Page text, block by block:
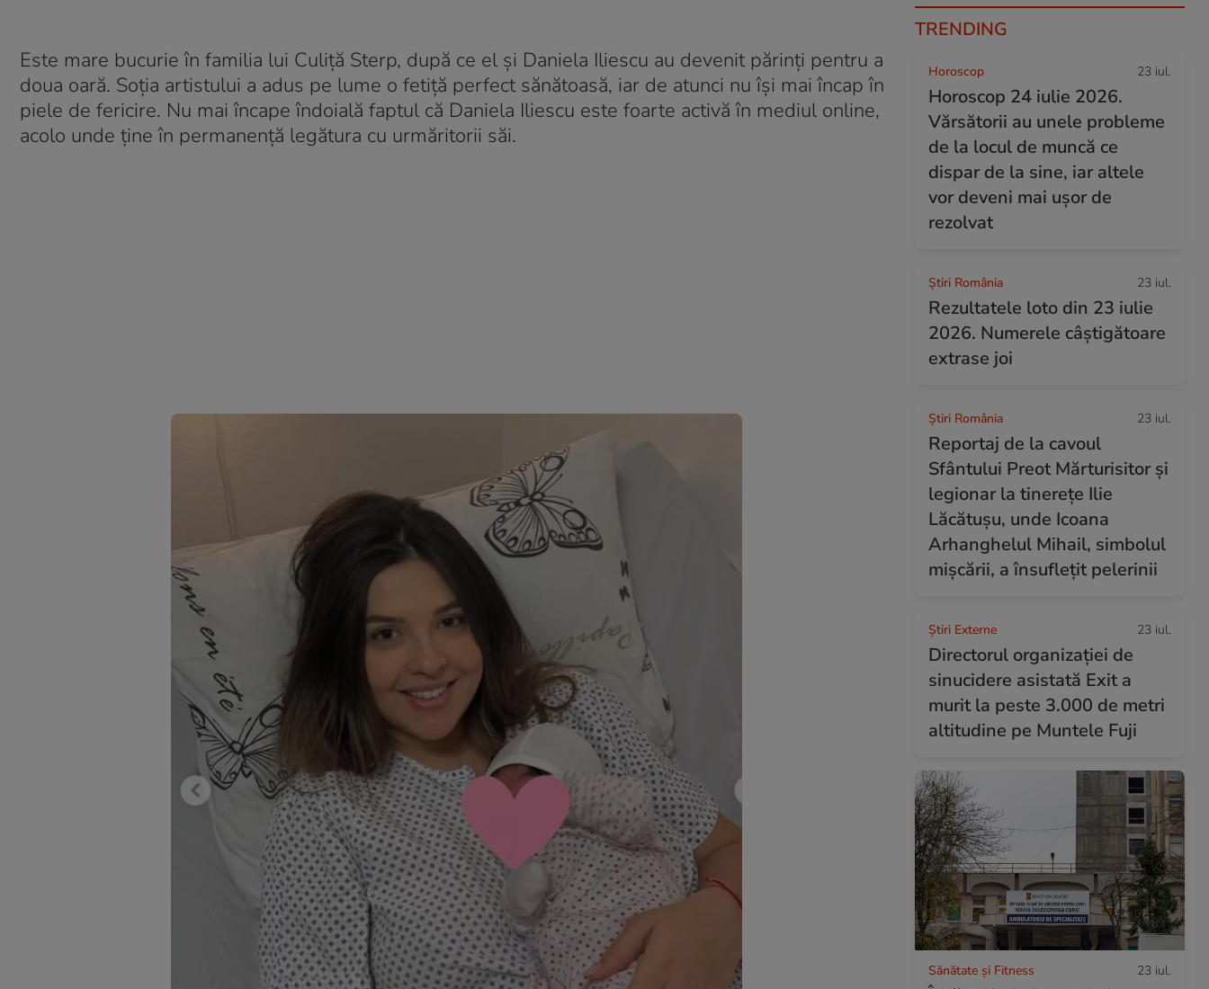
Este mare bucurie în familia lui Culiță Sterp, după ce el și Daniela Iliescu au devenit părinți pentru a
doua oară. Soția artistului a adus pe lume o fetiță perfect sănătoasă, iar de atunci nu își mai încap în
piele de fericire. Nu mai încape îndoială faptul că Daniela Iliescu este foarte activă în mediul online,
acolo unde ține în permanență legătura cu urmăritorii săi.
TRENDING
Horoscop 23 iul.
Horoscop 24 iulie 2026.
Vărsătorii au unele probleme
de la locul de muncă ce
dispar de la sine, iar altele
vor deveni mai ușor de
rezolvat
Știri România 23 iul.
Rezultatele loto din 23 iulie
2026. Numerele câștigătoare
extrase joi
Știri România 23 iul.
Reportaj de la cavoul
Sfântului Preot Mărturisitor și
legionar la tinerețe Ilie
Lăcătușu, unde Icoana
Arhanghelul Mihail, simbolul
mișcării, a însuflețit pelerinii
Știri Externe 23 iul.
Directorul organizației de
sinucidere asistată Exit a
murit la peste 3.000 de metri
altitudine pe Muntele Fuji
Sănătate și Fitness 23 iul.